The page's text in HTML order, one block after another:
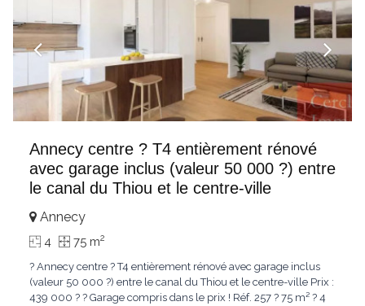
Annecy centre ? T4 entièrement rénové
avec garage inclus (valeur 50 000 ?) entre
le canal du Thiou et le centre-ville
Annecy
4 75 m2
? Annecy centre ? T4 entièrement rénové avec garage inclus
(valeur 50 000 ?) entre le canal du Thiou et le centre-ville Prix :
439 000 ? ? Garage compris dans le prix ! Réf. 257 ? 75 m² ? 4